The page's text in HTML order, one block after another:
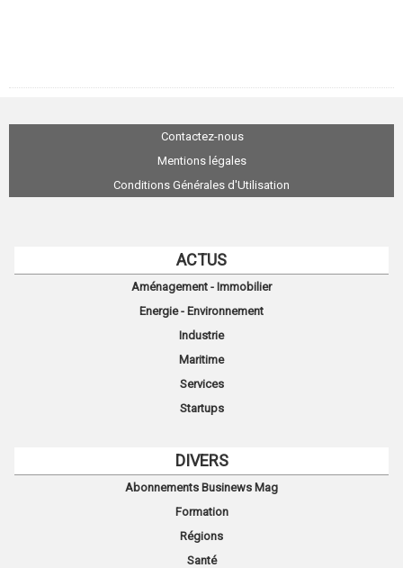
Contactez-nous
Mentions légales
Conditions Générales d'Utilisation
ACTUS
Aménagement - Immobilier
Energie - Environnement
Industrie
Maritime
Services
Startups
DIVERS
Abonnements Businews Mag
Formation
Régions
Santé